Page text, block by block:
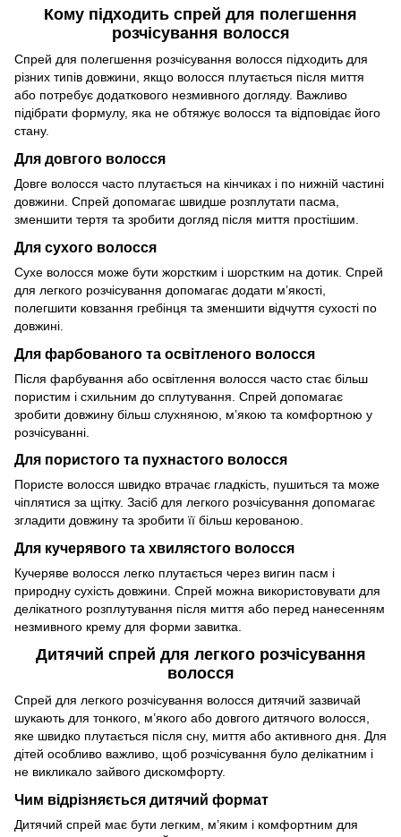
Кому підходить спрей для полегшення
розчісування волосся
Спрей для полегшення розчісування волосся підходить для
різних типів довжини, якщо волосся плутається після миття
або потребує додаткового незмивного догляду. Важливо
підібрати формулу, яка не обтяжує волосся та відповідає його
стану.
Для довгого волосся
Довге волосся часто плутається на кінчиках і по нижній частині
довжини. Спрей допомагає швидше розплутати пасма,
зменшити тертя та зробити догляд після миття простішим.
Для сухого волосся
Сухе волосся може бути жорстким і шорстким на дотик. Спрей
для легкого розчісування допомагає додати м’якості,
полегшити ковзання гребінця та зменшити відчуття сухості по
довжині.
Для фарбованого та освітленого волосся
Після фарбування або освітлення волосся часто стає більш
пористим і схильним до сплутування. Спрей допомагає
зробити довжину більш слухняною, м’якою та комфортною у
розчісуванні.
Для пористого та пухнастого волосся
Пористе волосся швидко втрачає гладкість, пушиться та може
чіплятися за щітку. Засіб для легкого розчісування допомагає
згладити довжину та зробити її більш керованою.
Для кучерявого та хвилястого волосся
Кучеряве волосся легко плутається через вигин пасм і
природну сухість довжини. Спрей можна використовувати для
делікатного розплутування після миття або перед нанесенням
незмивного крему для форми завитка.
Дитячий спрей для легкого розчісування
волосся
Спрей для легкого розчісування волосся дитячий зазвичай
шукають для тонкого, м’якого або довгого дитячого волосся,
яке швидко плутається після сну, миття або активного дня. Для
дітей особливо важливо, щоб розчісування було делікатним і
не викликало зайвого дискомфорту.
Чим відрізняється дитячий формат
Дитячий спрей має бути легким, м’яким і комфортним для